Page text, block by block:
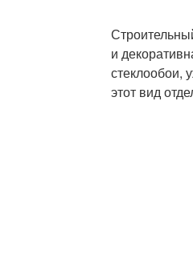
и
стеклообои,
этот вид